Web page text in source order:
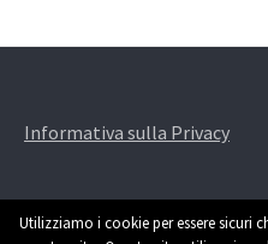
Informativa sulla Privacy
Utilizziamo i cookie per essere sicuri